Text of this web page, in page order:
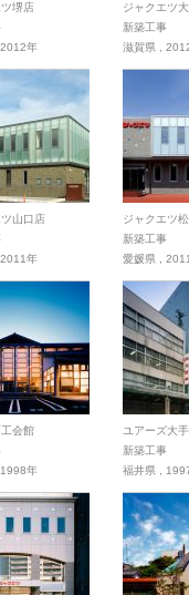
堺店
2012年
ジャクエツ
新築工事
滋賀県
山口店
2011年
ジャクエツ
新築工事
愛媛県
会館
1998年
ユアーズ大
新築工事
福井県